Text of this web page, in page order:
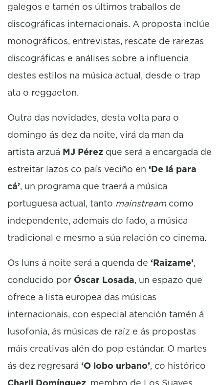
galegos e tamén os últimos traballos de
discográficas internacionais. A proposta inclúe
monográficos, entrevistas, rescate de rarezas
discográficas e análises sobre a influencia
destes estilos na música actual, desde o trap
ata o reggaeton.
Outra das novidades, desta volta para o
domingo ás dez da noite, virá da man da
artista arzuá MJ Pérez que será a encargada de
estreitar lazos co país veciño en ‘De lá para
cá’, un programa que traerá a música
portuguesa actual, tanto mainstream como
independente, ademais do fado, a música
tradicional e mesmo a súa relación co cinema.
Os luns á noite será a quenda de ‘Raizame’,
conducido por Óscar Losada, un espazo que
ofrece a lista europea das músicas
internacionais, con especial atención tamén á
lusofonía, ás músicas de raíz e ás propostas
máis creativas alén do pop estándar. O martes
ás dez regresará ‘O lobo urbano’, co histórico